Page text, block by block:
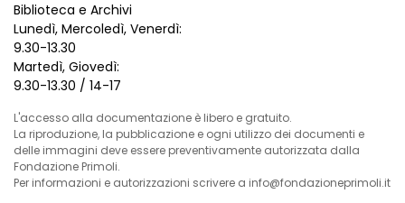
Biblioteca e Archivi
Lunedì, Mercoledì, Venerdì:
9.30-13.30
Martedì, Giovedì:
9.30-13.30 / 14-17
L'accesso alla documentazione è libero e gratuito.
La riproduzione, la pubblicazione e ogni utilizzo dei documenti e
delle immagini deve essere preventivamente autorizzata dalla
Fondazione Primoli.
Per informazioni e autorizzazioni scrivere a info@fondazioneprimoli.it